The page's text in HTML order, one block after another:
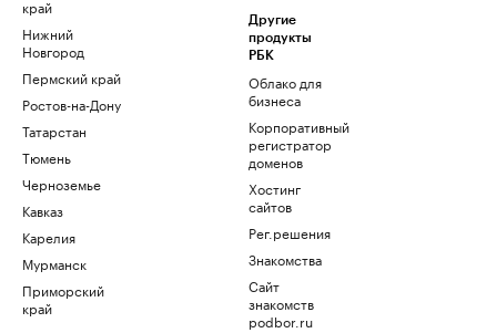
край
Нижний
Новгород
Пермский край
Ростов-на-Дону
Татарстан
Тюмень
Черноземье
Кавказ
Карелия
Мурманск
Приморский
край
Другие
продукты
РБК
Облако для
бизнеса
Корпоративный
регистратор
доменов
Хостинг
сайтов
Рег.решения
Знакомства
Сайт
знакомств
podbor.ru